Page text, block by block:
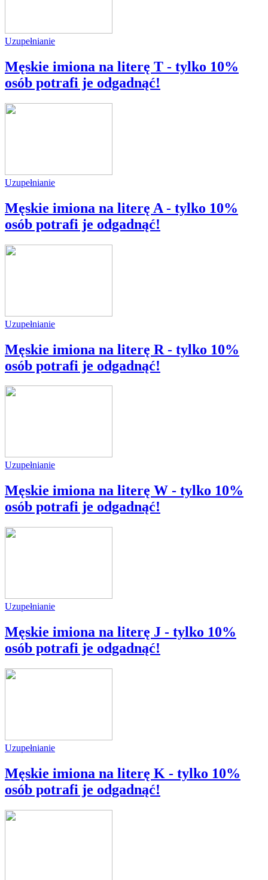
Uzupełnianie
Męskie imiona na literę T - tylko 10%
osób potrafi je odgadnąć!
Uzupełnianie
Męskie imiona na literę A - tylko 10%
osób potrafi je odgadnąć!
Uzupełnianie
Męskie imiona na literę R - tylko 10%
osób potrafi je odgadnąć!
Uzupełnianie
Męskie imiona na literę W - tylko 10%
osób potrafi je odgadnąć!
Uzupełnianie
Męskie imiona na literę J - tylko 10%
osób potrafi je odgadnąć!
Uzupełnianie
Męskie imiona na literę K - tylko 10%
osób potrafi je odgadnąć!